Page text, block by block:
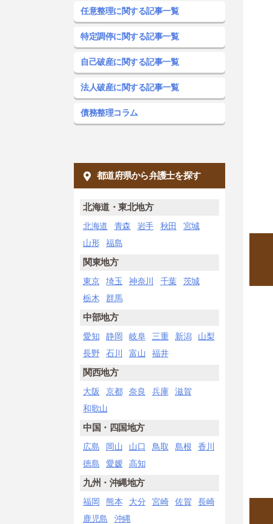
任意整理に関する記事一覧
特定調停に関する記事一覧
自己破産に関する記事一覧
法人破産に関する記事一覧
債務整理コラム
都道府県から弁護士を探す
北海道・東北地方
北海道 青森 岩手 秋田
宮城
山形
福島
関東地方
東京 埼玉 神奈川 千葉
茨城
栃木
群馬
中部地方
愛知 静岡 岐阜 三重 新潟
山梨
長野
石川 富山 福井
関西地方
大阪 京都 奈良 兵庫
滋賀
和歌山
中国・四国地方
広島 岡山 山口 鳥取 島根
香川
徳島
愛媛 高知
九州・沖縄地方
福岡 熊本 大分 宮崎 佐賀
長崎
鹿児島
沖縄